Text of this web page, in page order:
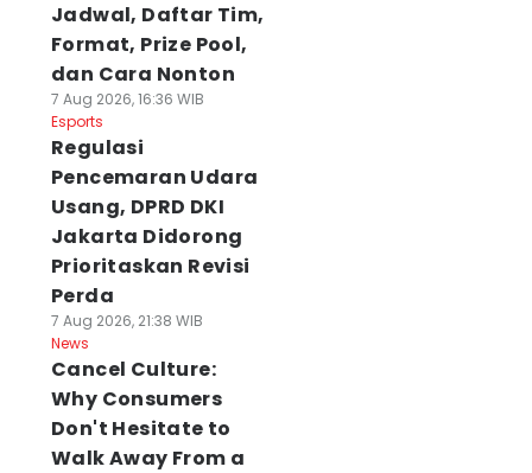
Jadwal, Daftar Tim,
Format, Prize Pool,
dan Cara Nonton
7 Aug 2026, 16:36 WIB
Esports
Regulasi
Pencemaran Udara
Usang, DPRD DKI
Jakarta Didorong
Prioritaskan Revisi
Perda
7 Aug 2026, 21:38 WIB
News
Cancel Culture:
Why Consumers
Don't Hesitate to
Walk Away From a